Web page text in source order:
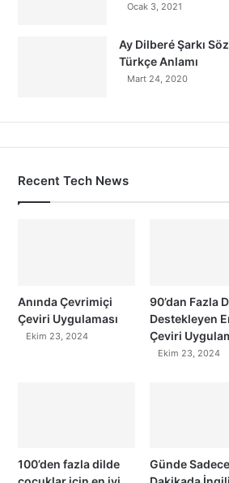
Ocak 3, 2021
Ay Dilberé Şarkı
Türkçe Anlamı
Mart 24, 2020
Recent Tech News
Anında Çevrimiçi
Çeviri Uygulaması
Ekim 23, 2024
90’dan Fazla
Destekleyen
Çeviri
Ekim 23, 2024
100’den fazla dilde
Günde